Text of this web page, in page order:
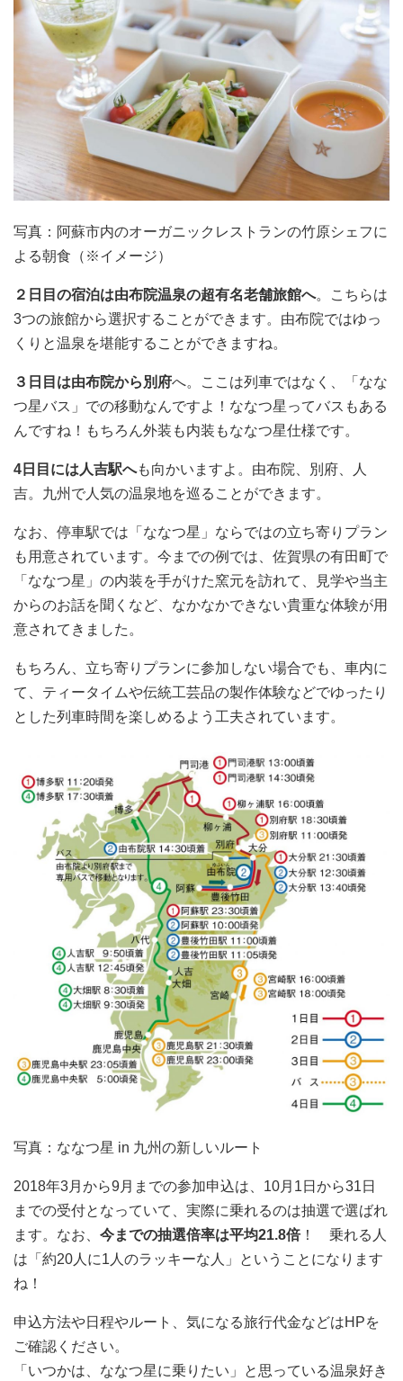
写真：阿蘇市内のオーガニックレストランの竹原シェフに
よる朝食（※イメージ）
２日目の宿泊は由布院温泉の超有名老舗旅館へ。こちらは
3つの旅館から選択することができます。由布院ではゆっ
くりと温泉を堪能することができますね。
３日目は由布院から別府へ。ここは列車ではなく、「なな
つ星バス」での移動なんですよ！ななつ星ってバスもある
んですね！もちろん外装も内装もななつ星仕様です。
4日目には人吉駅へも向かいますよ。由布院、別府、人
吉。九州で人気の温泉地を巡ることができます。
なお、停車駅では「ななつ星」ならではの立ち寄りプラン
も用意されています。今までの例では、佐賀県の有田町で
「ななつ星」の内装を手がけた窯元を訪れて、見学や当主
からのお話を聞くなど、なかなかできない貴重な体験が用
意されてきました。
もちろん、立ち寄りプランに参加しない場合でも、車内に
て、ティータイムや伝統工芸品の製作体験などでゆったり
とした列車時間を楽しめるよう工夫されています。
写真：ななつ星 in 九州の新しいルート
2018年3月から9月までの参加申込は、10月1日から31日
までの受付となっていて、実際に乗れるのは抽選で選ばれ
ます。なお、 今までの抽選倍率は平均21.8倍！ 乗れる人
は「約20人に1人のラッキーな人」ということになります
ね！
申込方法や日程やルート、気になる旅行代金などはHPを
ご確認ください。
「いつかは、ななつ星に乗りたい」と思っている温泉好き